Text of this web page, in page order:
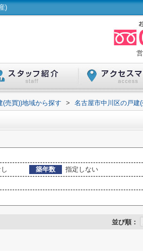
)
(売買))地域から探す > 名古屋市中川区の戸建
築年数
指定しない
並び順：